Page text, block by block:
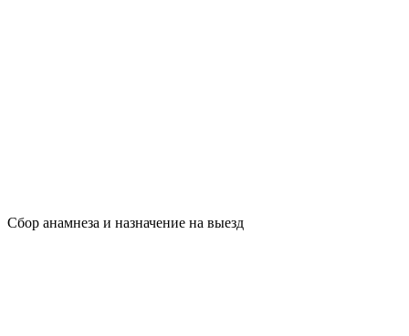
Сбор анамнеза и назначение на выезд